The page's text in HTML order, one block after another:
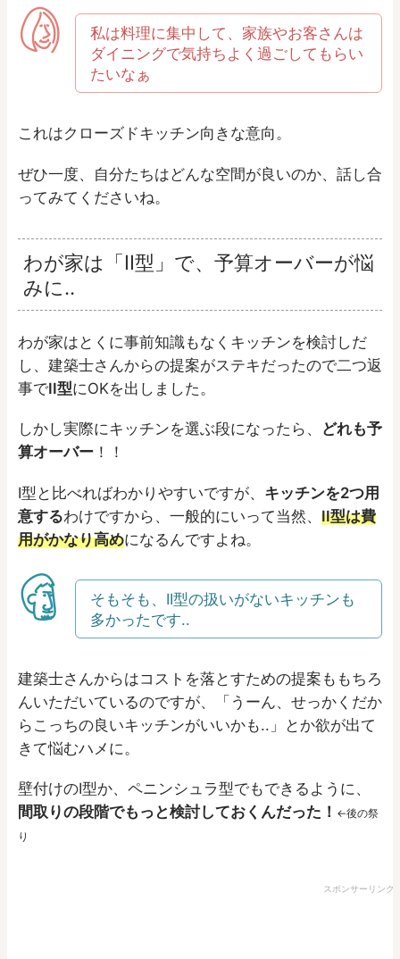
私は料理に集中して、家族やお客さんは
ダイニングで気持ちよく過ごしてもらい
たいなぁ
これはクローズドキッチン向きな意向。
ぜひ一度、自分たちはどんな空間が良いのか、話し合
ってみてくださいね。
わが家は「II型」で、予算オーバーが悩
みに..
わが家はとくに事前知識もなくキッチンを検討しだ
し、建築士さんからの提案がステキだったので二つ返
事でII型にOKを出しました。
しかし実際にキッチンを選ぶ段になったら、 どれも予
算オーバー ！！
I型と比べればわかりやすいですが、 キッチンを2つ用
意するわけですから、一般的にいって当然、 II型は費
用がかなり高めになるんですよね。
そもそも、II型の扱いがないキッチンも
多かったです..
建築士さんからはコストを落とすための提案ももちろ
んいただいているのですが、「うーん、せっかくだか
らこっちの良いキッチンがいいかも..」とか欲が出て
きて悩むハメに。
壁付けのI型か、ペニンシュラ型でもできるように、
間取りの段階でもっと検討しておくんだった！ ←後の祭
り
スポンサーリンク